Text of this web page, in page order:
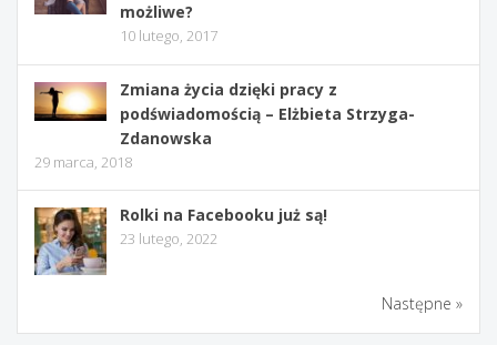
możliwe?
10 lutego, 2017
Zmiana życia dzięki pracy z
podświadomością – Elżbieta Strzyga-
Zdanowska
29 marca, 2018
Rolki na Facebooku już są!
23 lutego, 2022
Następne »